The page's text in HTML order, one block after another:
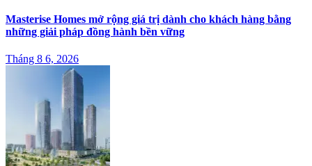
Masterise Homes mở rộng giá trị dành cho khách hàng bằng
những giải pháp đồng hành bền vững
Tháng 8 6, 2026